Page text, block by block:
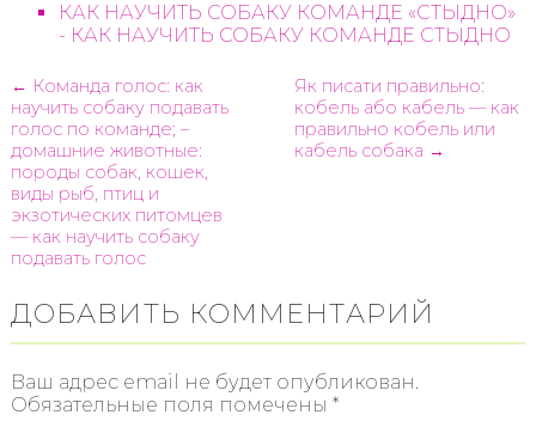
КАК НАУЧИТЬ СОБАКУ КОМАНДЕ «СТЫДНО»
- КАК НАУЧИТЬ СОБАКУ КОМАНДЕ СТЫДНО
← Команда голос: как
научить собаку подавать
голос по команде; –
домашние животные:
породы собак, кошек,
виды рыб, птиц и
экзотических питомцев
— как научить собаку
подавать голос
Як писати правильно:
кобель або кабель — как
правильно кобель или
кабель собака →
ДОБАВИТЬ КОММЕНТАРИЙ
Ваш адрес email не будет опубликован.
Обязательные поля помечены *